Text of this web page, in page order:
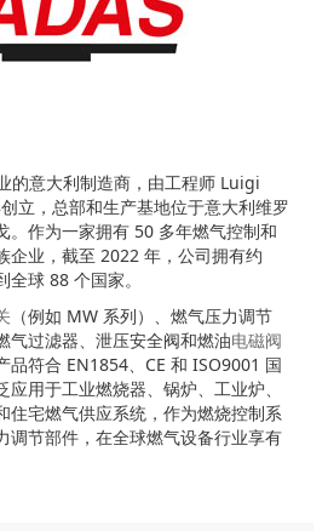
的意大利制造商，由工程师 Luigi
立，总部和生产基地位于意大利维罗
。作为一家拥有 50 多年燃气控制和
企业，截至 2022 年，公司拥有约
球 88 个国家。
（例如 MW 系列）、燃气压力调节
气过滤器、泄压安全阀和燃油电磁阀
品符合 EN1854、CE 和 ISO9001 国
用于工业燃烧器、锅炉、工业炉、
住宅燃气供应系统，作为燃烧控制系
调节部件，在全球燃气设备行业享有